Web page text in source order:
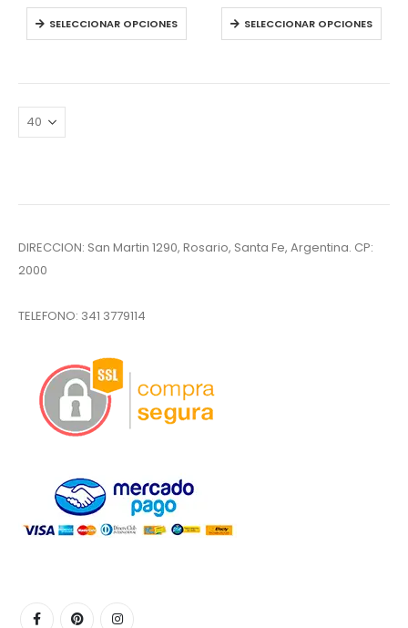
SELECCIONAR OPCIONES SELECCIONAR OPCIONES
DIRECCION: San Martin 1290, Rosario, Santa Fe, Argentina. CP:
2000
TELEFONO: 341 3779114